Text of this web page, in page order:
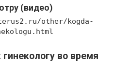
(видео)
other/kogda-
во время